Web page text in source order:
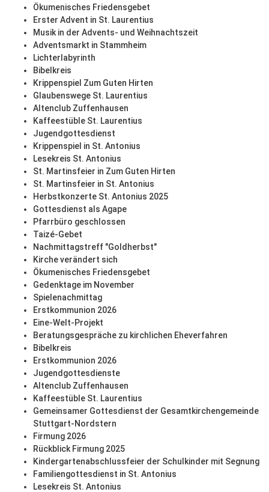
Ökumenisches Friedensgebet
Erster Advent in St. Laurentius
Musik in der Advents- und Weihnachtszeit
Adventsmarkt in Stammheim
Lichterlabyrinth
Bibelkreis
Krippenspiel Zum Guten Hirten
Glaubenswege St. Laurentius
Altenclub Zuffenhausen
Kaffeestüble St. Laurentius
Jugendgottesdienst
Krippenspiel in St. Antonius
Lesekreis St. Antonius
St. Martinsfeier in Zum Guten Hirten
St. Martinsfeier in St. Antonius
Herbstkonzerte St. Antonius 2025
Gottesdienst als Agape
Pfarrbüro geschlossen
Taizé-Gebet
Nachmittagstreff "Goldherbst"
Kirche verändert sich
Ökumenisches Friedensgebet
Gedenktage im November
Spielenachmittag
Erstkommunion 2026
Eine-Welt-Projekt
Beratungsgespräche zu kirchlichen Eheverfahren
Bibelkreis
Erstkommunion 2026
Jugendgottesdienste
Altenclub Zuffenhausen
Kaffeestüble St. Laurentius
Gemeinsamer Gottesdienst der Gesamtkirchengemeinde
Stuttgart-Nordstern
Firmung 2026
Rückblick Firmung 2025
Kindergartenabschlussfeier der Schulkinder mit Segnung
Familiengottesdienst in St. Antonius
Lesekreis St. Antonius